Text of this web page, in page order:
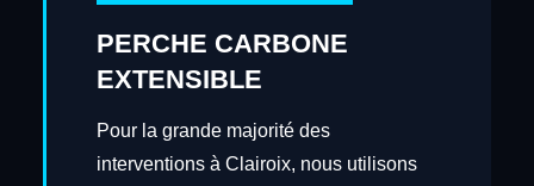
PERCHE CARBONE
EXTENSIBLE
Pour la grande majorité des
interventions à Clairoix, nous utilisons